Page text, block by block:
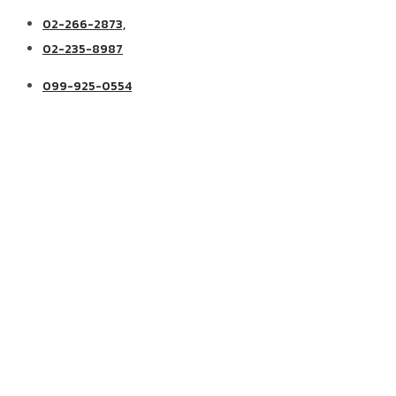
02-266-2873,
02-235-8987
099-925-0554